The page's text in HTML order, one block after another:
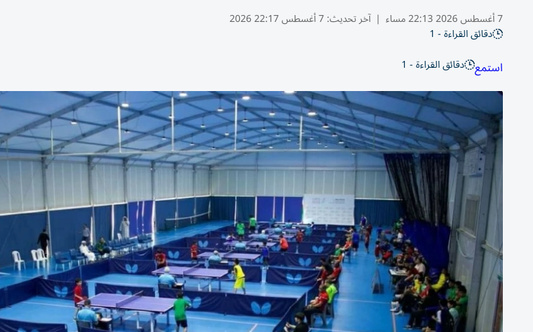
7 أغسطس 2026 22:13 مساء | آخر تحديث:7 أغسطس 22:17 2026
دقائق القراءة - 1
استمع دقائق القراءة - 1